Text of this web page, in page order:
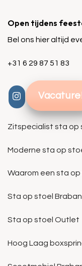
Open tijdens
Bel ons hier altijd
+31 6 29 87 51 83
Zitspecialist sta op
Moderne sta op
Waarom een sta
Sta op stoel
Sta op stoel Outlet
Hoog Laag